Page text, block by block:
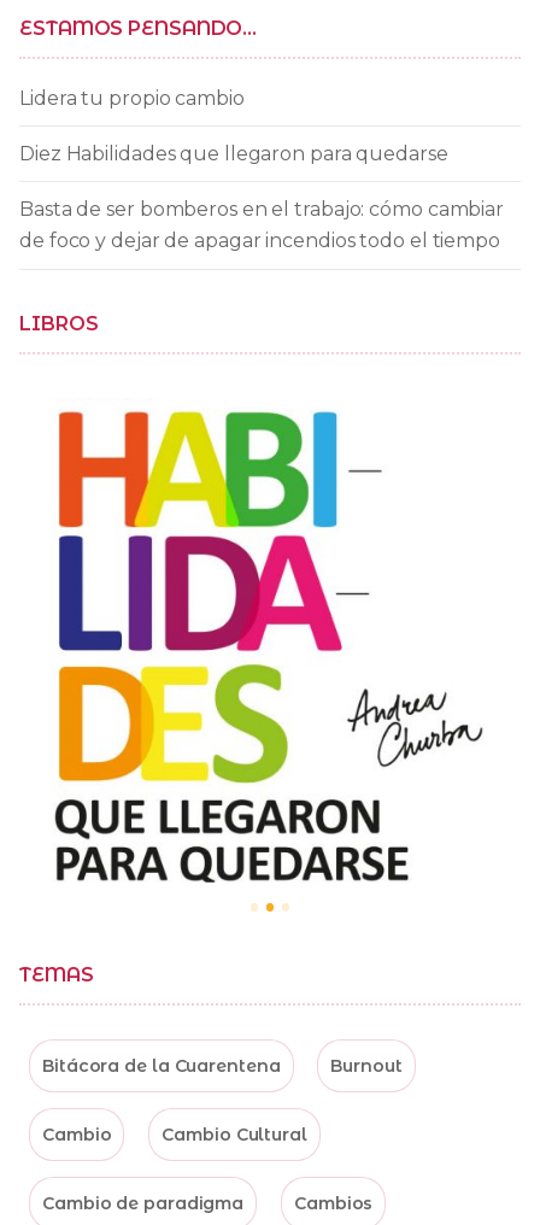
ESTAMOS PENSANDO…
Lidera tu propio cambio
Diez Habilidades que llegaron para quedarse
Basta de ser bomberos en el trabajo: cómo cambiar
de foco y dejar de apagar incendios todo el tiempo
LIBROS
TEMAS
Bitácora de la Cuarentena Burnout
Cambio Cambio Cultural
Cambio de paradigma Cambios